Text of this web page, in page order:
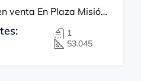
Locales comerciales en venta En Plaza Misión del Mar
1
53.045